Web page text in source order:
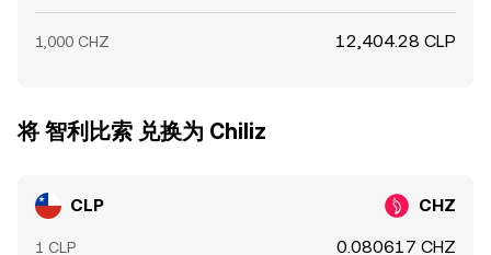
1,000 CHZ 12,404.28 CLP
将 智利比索 兑换为 Chiliz
CLP CHZ
1 CLP 0.080617 CHZ